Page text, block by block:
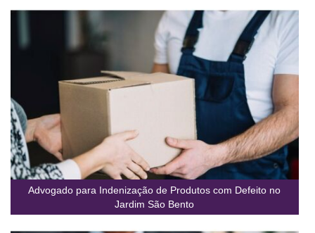
Advogado para Indenização de Produtos com Defeito no
Jardim São Bento